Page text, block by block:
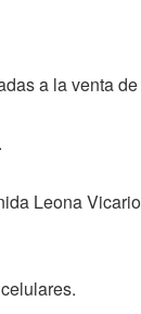
a la venta
.
Leona